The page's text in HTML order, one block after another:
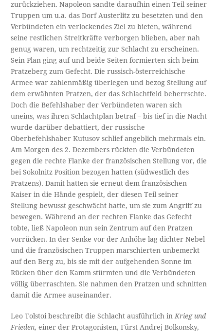
zurückziehen. Napoleon sandte daraufhin einen Teil seiner
Truppen um u.a. das Dorf Austerlitz zu besetzten und den
Verbündeten ein verlockendes Ziel zu bieten, während
seine restlichen Streitkräfte verborgen blieben, aber nah
genug waren, um rechtzeitig zur Schlacht zu erscheinen.
Sein Plan ging auf und beide Seiten formierten sich beim
Pratzeberg zum Gefecht. Die russisch-österreichische
Armee war zahlenmäßig überlegen und bezog Stellung auf
dem erwähnten Pratzen, der das Schlachtfeld beherrschte.
Doch die Befehlshaber der Verbündeten waren sich
uneins, was ihren Schlachtplan betraf – bis tief in die Nacht
wurde darüber debattiert, der russische
Oberbefehlshaber Kutusov schlief angeblich mehrmals ein.
Am Morgen des 2. Dezembers rückten die Verbündeten
gegen die rechte Flanke der französischen Stellung vor, die
bei Sokolnitz Position bezogen hatten (südwestlich des
Pratzens). Damit hatten sie erneut dem französischen
Kaiser in die Hände gespielt, der diesen Teil seiner
Stellung bewusst geschwächt hatte, um sie zum Angriff zu
bewegen. Während an der rechten Flanke das Gefecht
tobte, ließ Napoleon nun sein Zentrum auf den Pratzen
vorrücken. In der Senke vor der Anhöhe lag dichter Nebel
und die französischen Truppen marschierten unbemerkt
auf den Berg zu, bis sie mit der aufgehenden Sonne im
Rücken über den Kamm stürmten und die Verbündeten
völlig überraschten. Sie nahmen den Pratzen und schnitten
damit die Armee auseinander.
Leo Tolstoi beschreibt die Schlacht ausführlich inKrieg und
Frieden, einer der Protagonisten, Fürst Andrej Bolkonsky,